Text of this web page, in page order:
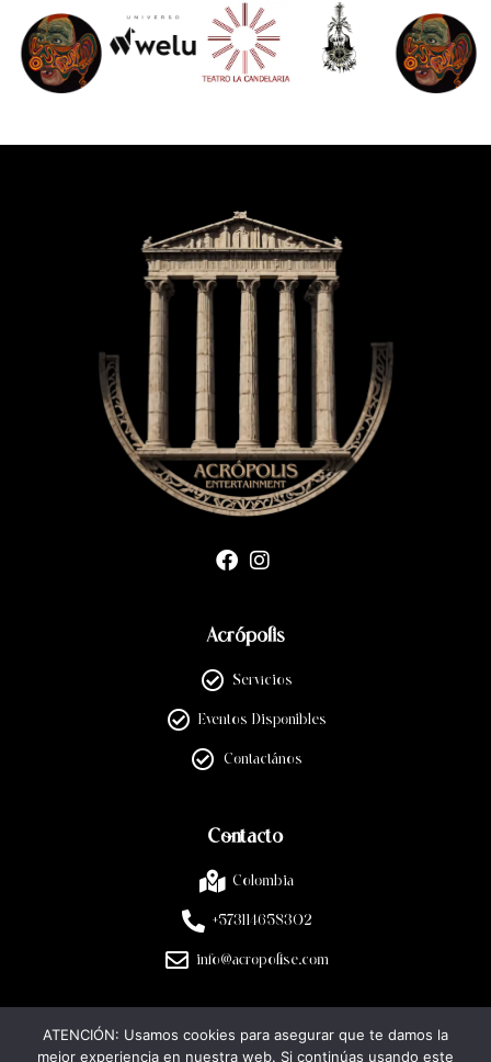
Acrópolis
Servicios
Eventos Disponibles
Contactános
Contacto
Colombia
+573114658302
info@acropolise.com
Legal
ATENCIÓN: Usamos cookies para asegurar que te damos la
mejor experiencia en nuestra web. Si continúas usando este